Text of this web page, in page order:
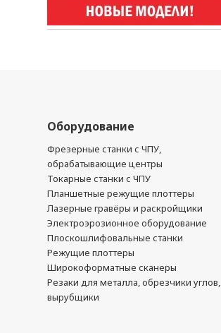
Оборудование
Фрезерные станки с ЧПУ,
обрабатывающие центры
Токарные станки с ЧПУ
Планшетные режущие плоттеры
Лазерные гравёры и раскройщики
Электроэрозионное оборудование
Плоскошлифовальные станки
Режущие плоттеры
Широкоформатные сканеры
Резаки для металла, обрезчики углов,
вырубщики